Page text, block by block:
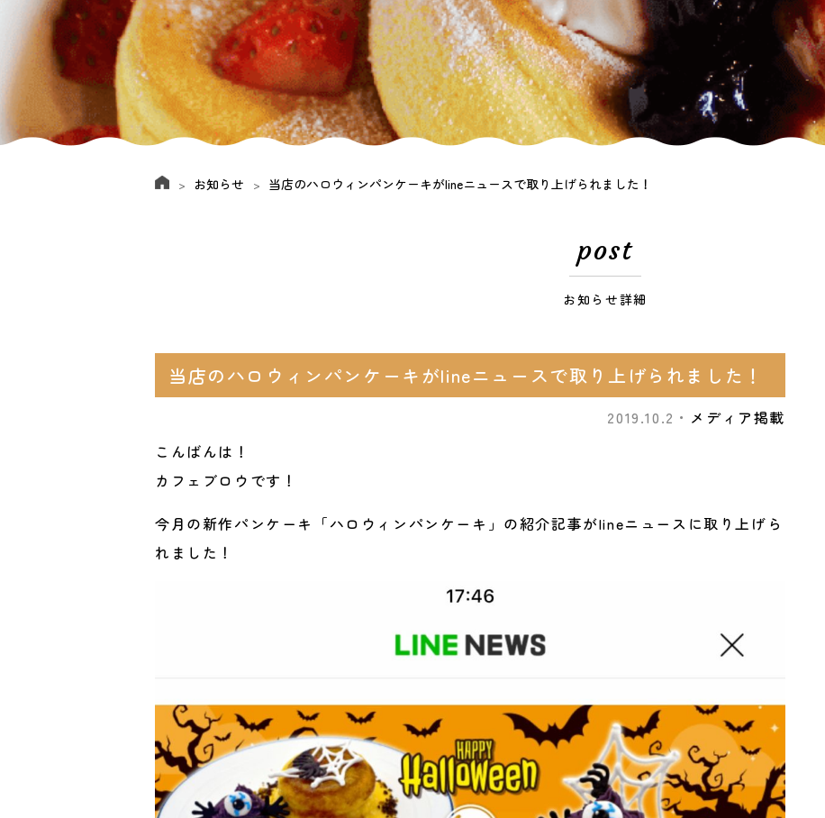
お知らせ 当店のハロウィンパンケーキがlineニュースで取り上げられました！
post
お知らせ詳細
当店のハロウィンパンケーキがlineニュースで取り上げられました！
2019.10.2・ メディア掲載
こんばんは！
カフェブロウです！
今月の新作パンケーキ「ハロウィンパンケーキ」の紹介記事がlineニュースに取り上げら
れました！